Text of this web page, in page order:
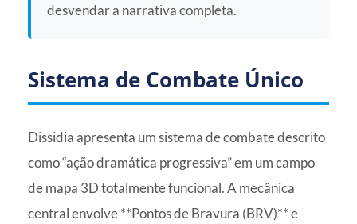
desvendar a narrativa completa.
Sistema de Combate Único
Dissidia apresenta um sistema de combate descrito
como “ação dramática progressiva” em um campo
de mapa 3D totalmente funcional. A mecânica
central envolve **Pontos de Bravura (BRV)** e